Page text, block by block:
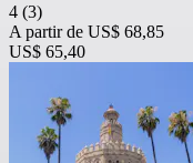
4 (3)
A partir de US$ 68,85
US$ 65,40